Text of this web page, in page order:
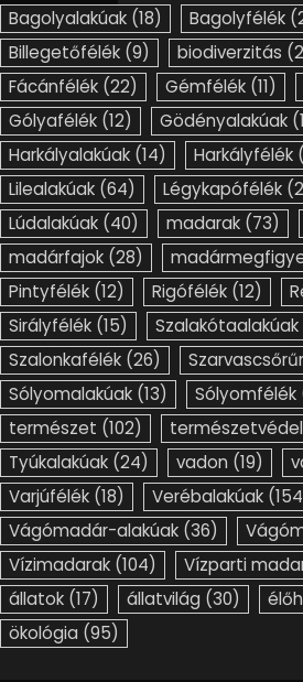
Bagolyalakúak (18) Bagolyfélék
Billegetőfélék (9) biodiverzitás
Fácánfélék (22) Gémfélék (11)
Gólyafélék (12) Gödényalakúak
Harkályalakúak (14) Harkályfélék
Lilealakúak (64) Légykapófélék
Lúdalakúak (40) madarak (73)
madárfajok (28)
Pintyfélék (12) Rigófélék (12)
Sirályfélék (15) Szalakótaalakúak
Szalonkafélék (26)
Sólyomalakúak (13) Sólyomfélék
természet (102)
Tyúkalakúak (24) vadon (19)
Varjúfélék (18) Verébalakúak
Vágómadár-alakúak (36)
Vízimadarak (104) Vízparti
állatok (17) állatvilág (30)
ökológia (95)